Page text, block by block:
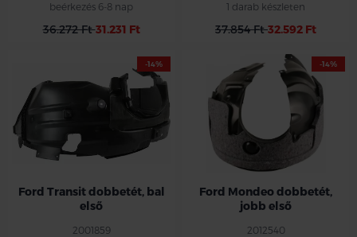
beérkezés 6-8 nap
36.272 Ft31.231 Ft
1 darab készleten
37.854 Ft32.592 Ft
-14%
Ford Transit dobbetét, bal
első
2001859
-14%
Ford Mondeo dobbetét,
jobb első
2012540